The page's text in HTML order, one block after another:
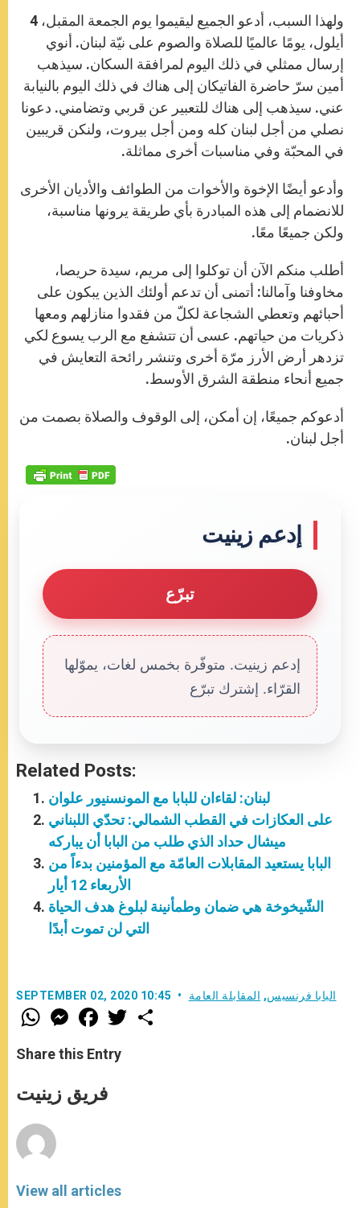
ولهذا السبب، أدعو الجميع ليقيموا يوم الجمعة المقبل، 4
أيلول، يومًا عالميًا للصلاة والصوم على نيّة لبنان. أنوي
إرسال ممثلي في ذلك اليوم لمرافقة السكان. سيذهب
أمين سرّ حاضرة الفاتيكان إلى هناك في ذلك اليوم بالنيابة
عني. سيذهب إلى هناك للتعبير عن قربي وتضامني. دعونا
نصلي من أجل لبنان كله ومن أجل بيروت، ولنكن قريبين
في المحبّة وفي مناسبات أخرى مماثلة.
وأدعو أيضًا الإخوة والأخوات من الطوائف والأديان الأخرى
للانضمام إلى هذه المبادرة بأي طريقة يرونها مناسبة،
ولكن جميعًا معًا.
أطلب منكم الآن أن توكلوا إلى مريم، سيدة حريصا،
مخاوفنا وآمالنا: أتمنى أن تدعم أولئك الذين يبكون على
أحبائهم وتعطي الشجاعة لكلّ من فقدوا منازلهم ومعها
ذكريات من حياتهم. عسى أن تتشفع مع الرب يسوع لكي
تزدهر أرض الأرز مرّة أخرى وتنشر رائحة التعايش في
جميع أنحاء منطقة الشرق الأوسط.
أدعوكم جميعًا، إن أمكن، إلى الوقوف والصلاة بصمت من
أجل لبنان.
إدعم زينيت
تبرّع
إدعم زينيت. متوفّرة بخمس لغات، يموّلها
القرّاء. إشترك تبرّع
Related Posts:
لبنان: لقاءان للبابا مع المونسنيور علوان
على العكازات في القطب الشمالي: تحدّي اللبناني
ميشال حداد الذي طلب من البابا أن يباركه
البابا يستعيد المقابلات العامّة مع المؤمنين بدءاً من
الأربعاء 12 أيار
الشّيخوخة هي ضمان وطمأنينة لبلوغ هدف الحياة
التي لن تموت أبدًا
SEPTEMBER 02, 2020 10:45 البابا فرنسيس, المقابلة العامة
W
h
t
s
p
p
M
e
s
e
g
e
F
a
e
b
o
k
w
Share this Entry
فريق زينيت
View all articles